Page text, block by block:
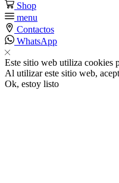
al
panel
Shop
menu
Contactos
WhatsApp
Este sitio web utiliza cookies
Al utilizar este sitio web,
Ok, estoy listo